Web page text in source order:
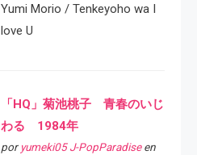
Yumi Morio / Tenkeyoho wa I
love U
「HQ」菊池桃子 青春のいじ
わる 1984年
por yumeki05 J-PopParadiseen